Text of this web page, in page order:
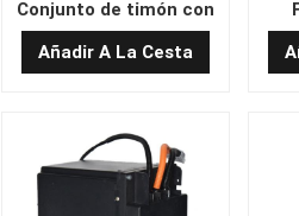
Conjunto de timón con
mango de calidad
certificada de plomo-
ácido
Añadir A La Cesta
DE